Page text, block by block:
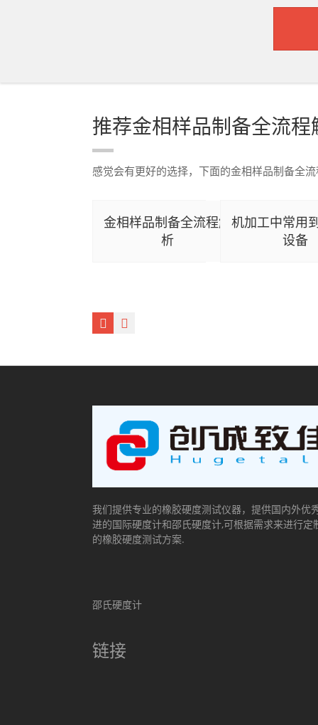
推荐金相样品制备全流程
感觉会有更好的选择，下面的金相样品制备全
金相样品制备全流程解
析
机加工中常用
设备
我们提供专业的橡胶硬度测试仪器，提供国内外优
进的国际硬度计和邵氏硬度计,可根据需求来进行定
的橡胶硬度测试方案.
邵氏硬度计
链接